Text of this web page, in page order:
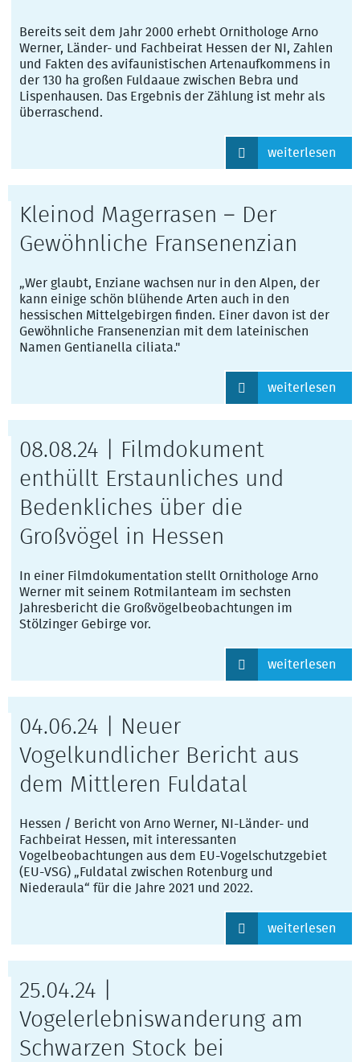
Bereits seit dem Jahr 2000 erhebt Ornithologe Arno
Werner, Länder- und Fachbeirat Hessen der NI, Zahlen
und Fakten des avifaunistischen Artenaufkommens in
der 130 ha großen Fuldaaue zwischen Bebra und
Lispenhausen. Das Ergebnis der Zählung ist mehr als
überraschend.
weiterlesen
Kleinod Magerrasen – Der
Gewöhnliche Fransenenzian
„Wer glaubt, Enziane wachsen nur in den Alpen, der
kann einige schön blühende Arten auch in den
hessischen Mittelgebirgen finden. Einer davon ist der
Gewöhnliche Fransenenzian mit dem lateinischen
Namen Gentianella ciliata."
weiterlesen
08.08.24 | Filmdokument
enthüllt Erstaunliches und
Bedenkliches über die
Großvögel in Hessen
In einer Filmdokumentation stellt Ornithologe Arno
Werner mit seinem Rotmilanteam im sechsten
Jahresbericht die Großvögelbeobachtungen im
Stölzinger Gebirge vor.
weiterlesen
04.06.24 | Neuer
Vogelkundlicher Bericht aus
dem Mittleren Fuldatal
Hessen / Bericht von Arno Werner, NI-Länder- und
Fachbeirat Hessen, mit interessanten
Vogelbeobachtungen aus dem EU-Vogelschutzgebiet
(EU-VSG) „Fuldatal zwischen Rotenburg und
Niederaula“ für die Jahre 2021 und 2022.
weiterlesen
25.04.24 |
Vogelerlebniswanderung am
Schwarzen Stock bei